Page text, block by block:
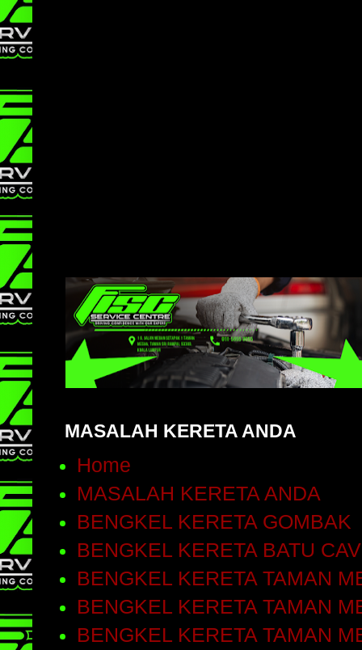
MASALAH KERETA ANDA
Home
MASALAH KERETA ANDA
BENGKEL KERETA GOMBAK
BENGKEL KERETA BATU
BENGKEL KERETA TAMAN
BENGKEL KERETA TAMAN
BENGKEL KERETA TAMAN